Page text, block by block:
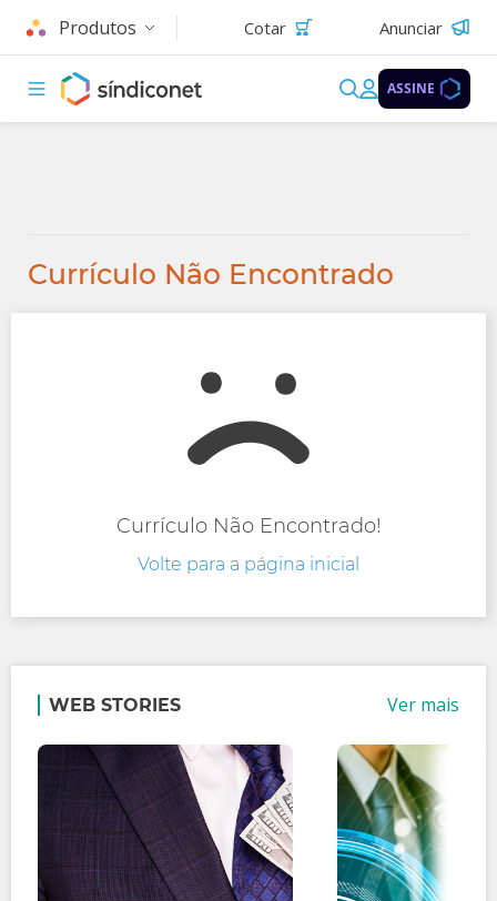
Produtos Cotar Anunciar
ASSINE
Currículo Não Encontrado
Currículo Não Encontrado!
Volte para a página inicial
WEB STORIES Ver mais